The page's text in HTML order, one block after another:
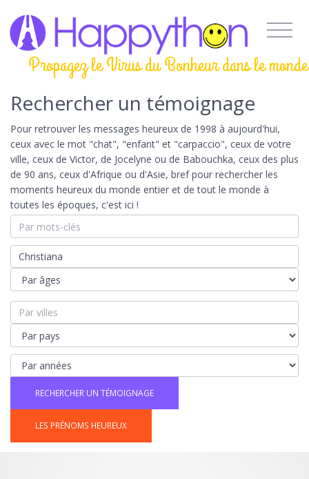
Propagez le Virus du Bonheur dans le monde
Rechercher un témoignage
Pour retrouver les messages heureux de 1998 à aujourd'hui,
ceux avec le mot "chat", "enfant" et "carpaccio", ceux de votre
ville, ceux de Victor, de Jocelyne ou de Babouchka, ceux des plus
de 90 ans, ceux d'Afrique ou d'Asie, bref pour rechercher les
moments heureux du monde entier et de tout le monde à
toutes les époques, c'est ici !
LES PRÉNOMS HEUREUX